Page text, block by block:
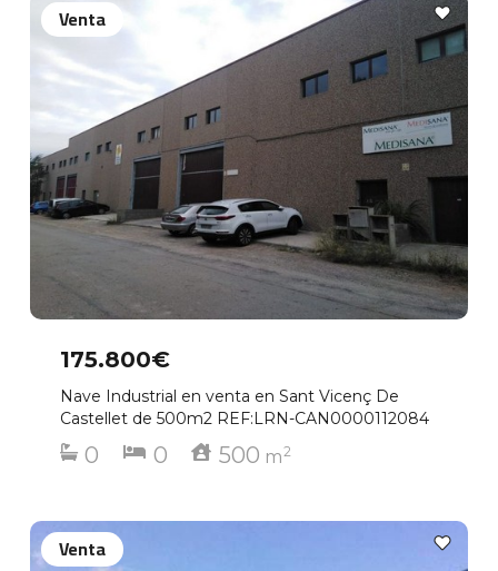
175.800€
Nave Industrial en venta en Sant Vicenç De
Castellet de 500m2 REF:LRN-CAN0000112084
0 0 500 m2
Venta
Venta